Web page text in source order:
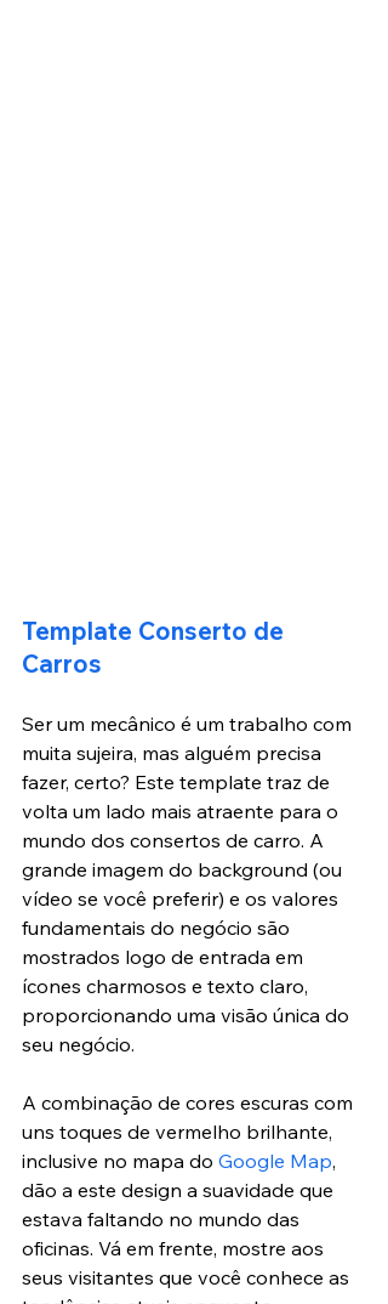
Template Conserto de
Carros
Ser um mecânico é um trabalho com
muita sujeira, mas alguém precisa
fazer, certo? Este template traz de
volta um lado mais atraente para o
mundo dos consertos de carro. A
grande imagem do background (ou
vídeo se você preferir) e os valores
fundamentais do negócio são
mostrados logo de entrada em
ícones charmosos e texto claro,
proporcionando uma visão única do
seu negócio.
A combinação de cores escuras com
uns toques de vermelho brilhante,
inclusive no mapa do Google Map,
dão a este design a suavidade que
estava faltando no mundo das
oficinas. Vá em frente, mostre aos
seus visitantes que você conhece as